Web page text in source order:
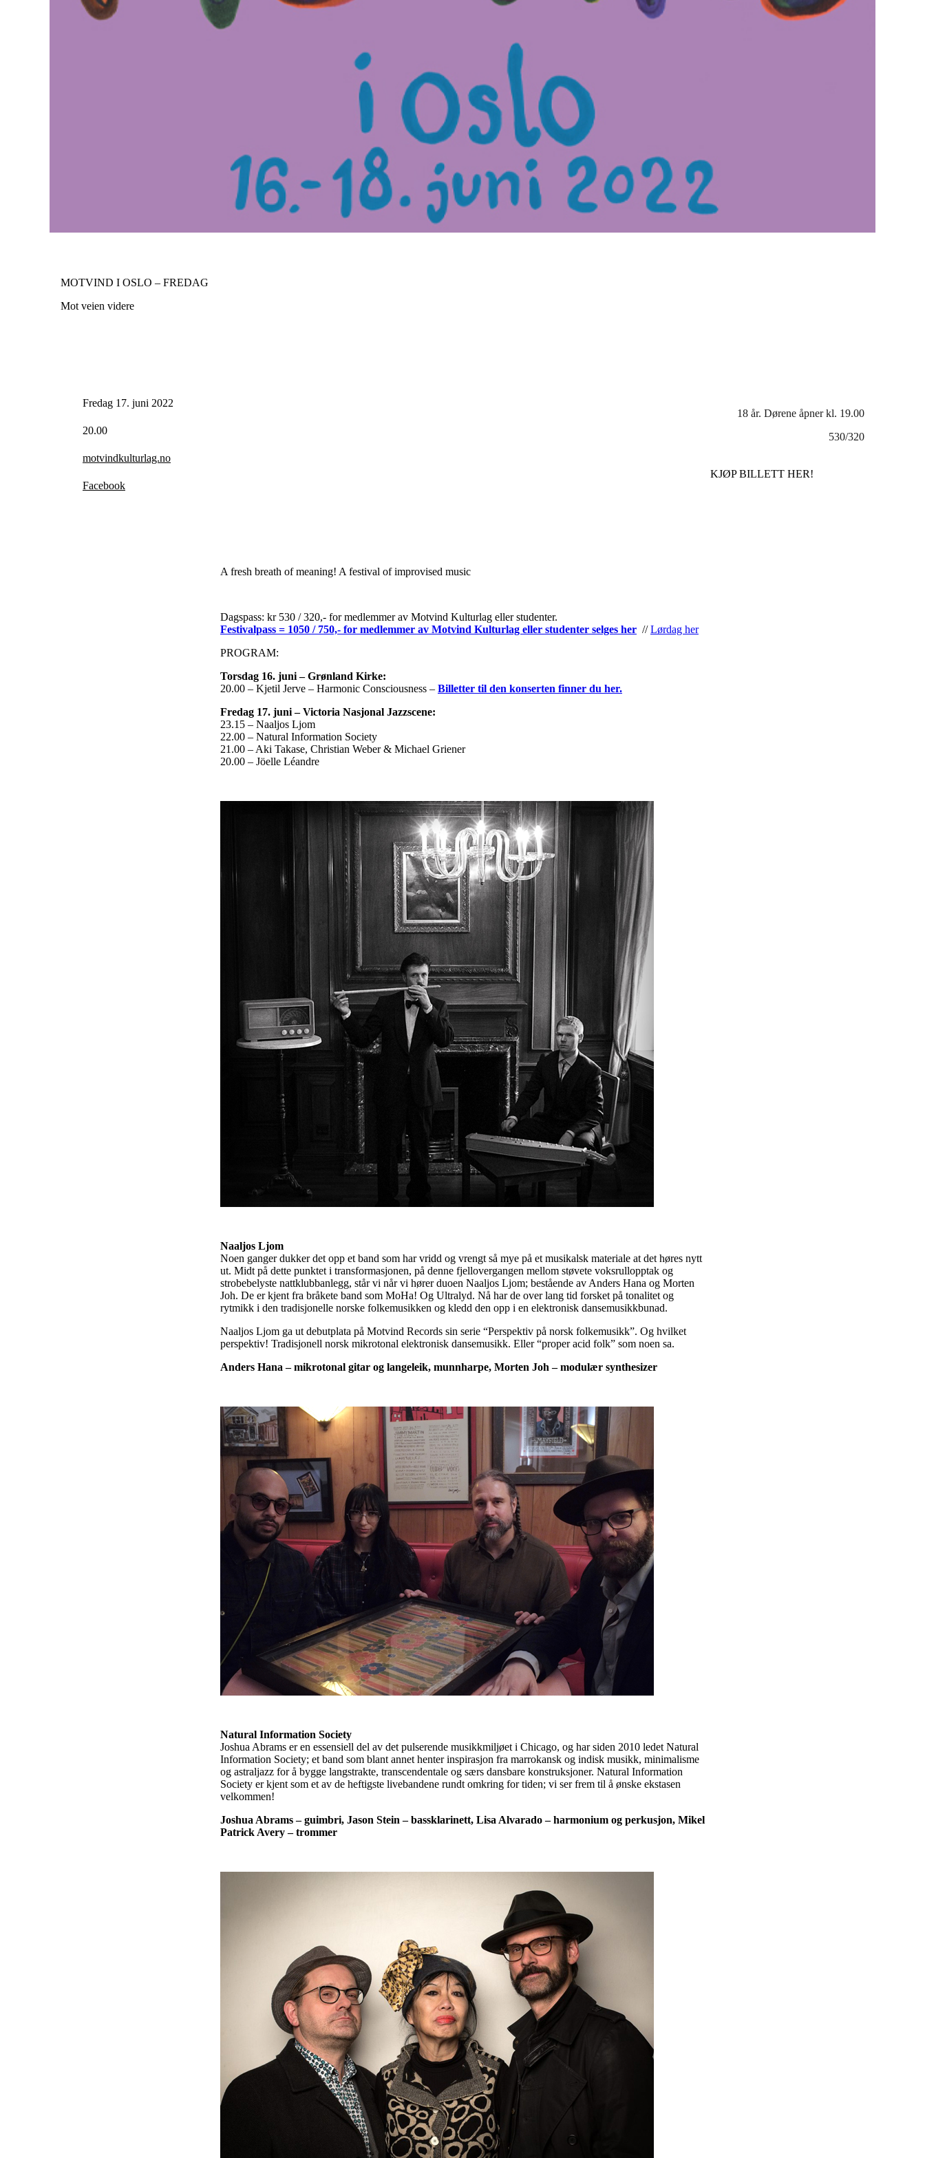
MOTVIND I OSLO – FREDAG
Mot veien videre
Fredag 17. juni 2022
20.00
motvindkulturlag.no
Facebook
18 år. Dørene åpner kl. 19.00
530/320
KJØP BILLETT HER!
A fresh breath of meaning! A festival of improvised music
Dagspass: kr 530 / 320,- for medlemmer av Motvind Kulturlag eller studenter.
Festivalpass = 1050 / 750,- for medlemmer av Motvind Kulturlag eller studenter selges her //Lørdag her
PROGRAM:
Torsdag 16. juni – Grønland Kirke:
20.00 – Kjetil Jerve – Harmonic Consciousness – Billetter til den konserten finner du her.
Fredag 17. juni – Victoria Nasjonal Jazzscene:
23.15 – Naaljos Ljom
22.00 – Natural Information Society
21.00 – Aki Takase, Christian Weber & Michael Griener
20.00 – Jöelle Léandre
Naaljos Ljom
Noen ganger dukker det opp et band som har vridd og vrengt så mye på et musikalsk materiale at det høres nytt
ut. Midt på dette punktet i transformasjonen, på denne fjellovergangen mellom støvete voksrullopptak og
strobebelyste nattklubbanlegg, står vi når vi hører duoen Naaljos Ljom; bestående av Anders Hana og Morten
Joh. De er kjent fra bråkete band som MoHa! Og Ultralyd. Nå har de over lang tid forsket på tonalitet og
rytmikk i den tradisjonelle norske folkemusikken og kledd den opp i en elektronisk dansemusikkbunad.
Naaljos Ljom ga ut debutplata på Motvind Records sin serie “Perspektiv på norsk folkemusikk”. Og hvilket
perspektiv! Tradisjonell norsk mikrotonal elektronisk dansemusikk. Eller “proper acid folk” som noen sa.
Anders Hana – mikrotonal gitar og langeleik, munnharpe, Morten Joh – modulær synthesizer
Natural Information Society
Joshua Abrams er en essensiell del av det pulserende musikkmiljøet i Chicago, og har siden 2010 ledet Natural
Information Society; et band som blant annet henter inspirasjon fra marrokansk og indisk musikk, minimalisme
og astraljazz for å bygge langstrakte, transcendentale og særs dansbare konstruksjoner. Natural Information
Society er kjent som et av de heftigste livebandene rundt omkring for tiden; vi ser frem til å ønske ekstasen
velkommen!
Joshua Abrams – guimbri, Jason Stein – bassklarinett, Lisa Alvarado – harmonium og perkusjon, Mikel
Patrick Avery – trommer